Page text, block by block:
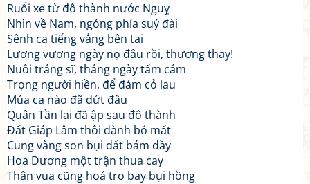
Ruổi xe từ đô thành nước Nguỵ
Nhìn về Nam, ngóng phía suý đài
Sênh ca tiếng vẳng bên tai
Lương vương ngày nọ đâu rồi, thương thay!
Nuôi tráng sĩ, tháng ngày tấm cám
Trọng người hiền, để đám cỏ lau
Múa ca nào đã dứt đâu
Quân Tần lại đã ập sau đô thành
Đất Giáp Lâm thôi đành bỏ mất
Cung vàng son bụi đất bám đầy
Hoa Dương một trận thua cay
Thân vua cũng hoá tro bay bụi hồng